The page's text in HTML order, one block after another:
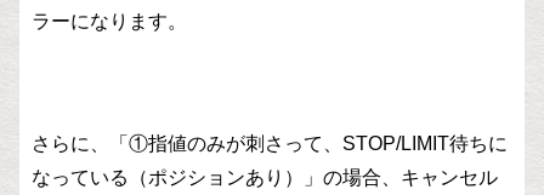
ラーになります。
さらに、「①指値のみが刺さって、STOP/LIMIT待ちに
なっている（ポジションあり）」の場合、キャンセル